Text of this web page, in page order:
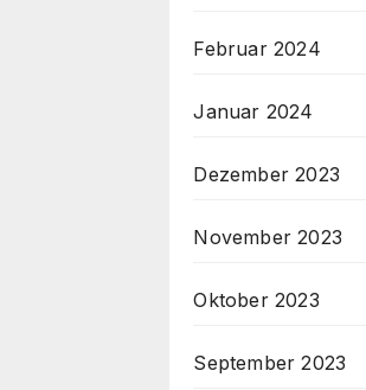
Februar 2024
Januar 2024
Dezember 2023
November 2023
Oktober 2023
September 2023